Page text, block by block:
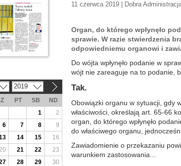
11 czerwca 2019 | Dobra
Organ, do którego wpłynęło
sprawie. W razie stwierdzenia
odpowiedniemu organowi i
Do wójta wpłynęło podanie w
wójt nie zareaguje na to podanie,
Tak.
Obowiązki organu w sytuacji, gdy
właściwości, określają art. 65-66
organ, do którego wpłynęło
do właściwego organu,
Zawiadomienie o przekazaniu
warunkiem zastosowania...
2019
PT SB
ND
1
2
6 7 8
9
14 15
16
20 21 22
23
28 29 30